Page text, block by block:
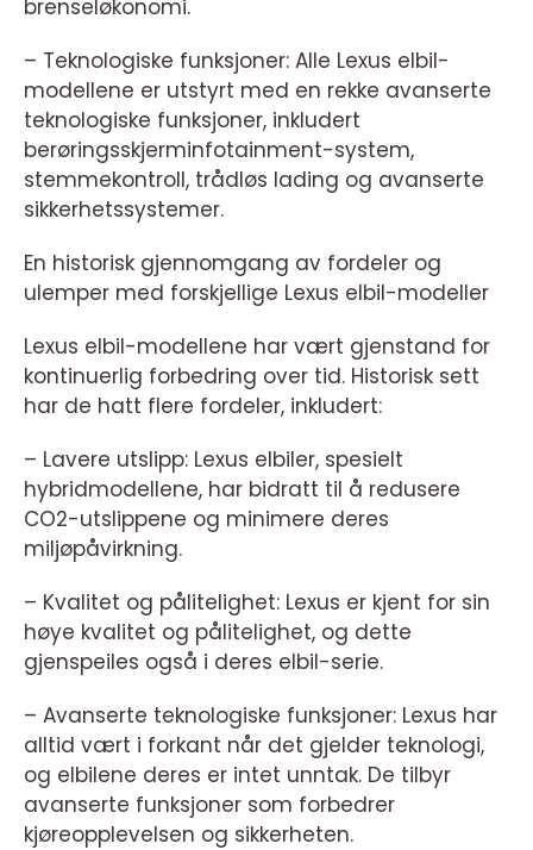
brenseløkonomi.
– Teknologiske funksjoner: Alle Lexus elbil-
modellene er utstyrt med en rekke avanserte
teknologiske funksjoner, inkludert
berøringsskjerminfotainment-system,
stemmekontroll, trådløs lading og avanserte
sikkerhetssystemer.
En historisk gjennomgang av fordeler og
ulemper med forskjellige Lexus elbil-modeller
Lexus elbil-modellene har vært gjenstand for
kontinuerlig forbedring over tid. Historisk sett
har de hatt flere fordeler, inkludert:
– Lavere utslipp: Lexus elbiler, spesielt
hybridmodellene, har bidratt til å redusere
CO2-utslippene og minimere deres
miljøpåvirkning.
– Kvalitet og pålitelighet: Lexus er kjent for sin
høye kvalitet og pålitelighet, og dette
gjenspeiles også i deres elbil-serie.
– Avanserte teknologiske funksjoner: Lexus har
alltid vært i forkant når det gjelder teknologi,
og elbilene deres er intet unntak. De tilbyr
avanserte funksjoner som forbedrer
kjøreopplevelsen og sikkerheten.